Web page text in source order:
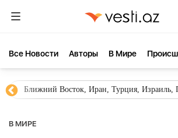
Все Новости Aвторы В Мире
Ближний Восток, Иран, Турция,
В МИРЕ